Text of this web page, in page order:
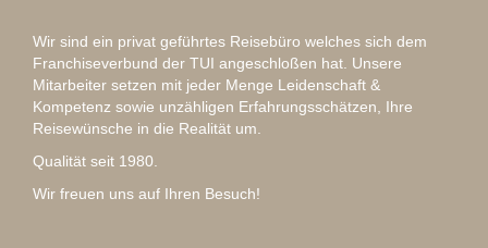
Wir sind ein privat geführtes Reisebüro welches sich dem
Franchiseverbund der TUI angeschloßen hat. Unsere
Mitarbeiter setzen mit jeder Menge Leidenschaft &
Kompetenz sowie unzähligen Erfahrungsschätzen, Ihre
Reisewünsche in die Realität um.
Qualität seit 1980.
Wir freuen uns auf Ihren Besuch!